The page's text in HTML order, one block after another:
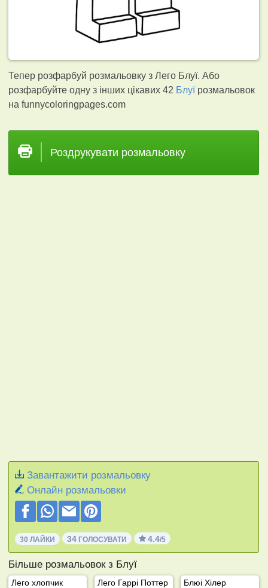
Тепер розфарбуй розмальовку з Лего Блуї. Або
розфарбуйте одну з інших цікавих 42 Блуїрозмальовок
на funnycoloringpages.com
Роздрукувати розмальовку
Завантажити розмальовку
Онлайн розмальовки
30 ЛАЙКИ 34 ГОЛОСУВАТИ 4.4/5
Більше розмальовок з Блуї
Лего хлопчик Лего Гаррі Поттер Блюі Хілер